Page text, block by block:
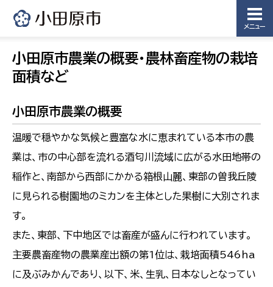
メニュー
小田原市農業の概要・農林畜産物の栽培
面積など
小田原市農業の概要
温暖で穏やかな気候と豊富な水に恵まれている本市の農
業は、市の中心部を流れる酒匂川流域に広がる水田地帯の
稲作と、南部から西部にかかる箱根山麗、東部の曽我丘陵
に見られる樹園地のミカンを主体とした果樹に大別されま
す。
また、東部、下中地区では畜産が盛んに行われています。
主要農畜産物の農業産出額の第1位は、栽培面積546ha
に及ぶみかんであり、以下、米、生乳、日本なしとなってい